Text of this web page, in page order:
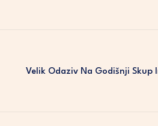
Velik Odaziv Na Godišnji